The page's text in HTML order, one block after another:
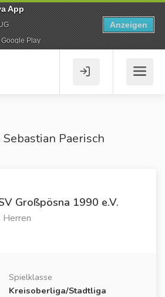
Paerisch
Großpösna 1990 e.V.
Herren
Spielklasse
Kreisoberliga/Stadtliga
App
Play
Anzeigen